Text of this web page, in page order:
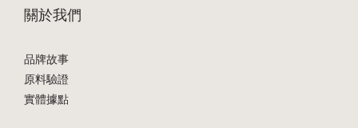
關於我們
品牌故事
原料驗證
實體據點